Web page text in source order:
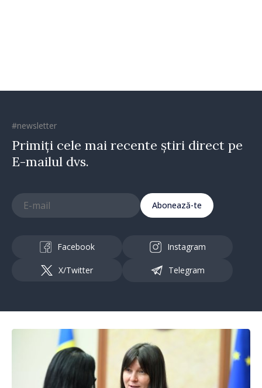
#newsletter
Primiți cele mai recente știri direct pe
E-mailul dvs.
Abonează-te
Facebook Instagram
X/Twitter Telegram